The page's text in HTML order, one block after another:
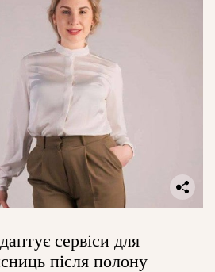
сервіси для
після полону